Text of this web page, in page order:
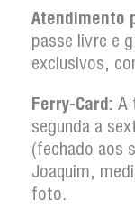
Atendimento
passe livre e
exclusivos,
Ferry-Card: A
segunda a
(fechado aos
Joaquim,
foto.